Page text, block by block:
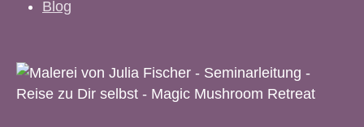
Blog